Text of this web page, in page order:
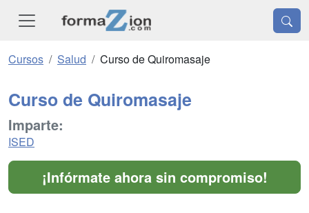
Cursos Salud Curso de Quiromasaje
Curso de Quiromasaje
Imparte:
ISED
¡Infórmate ahora sin compromiso!